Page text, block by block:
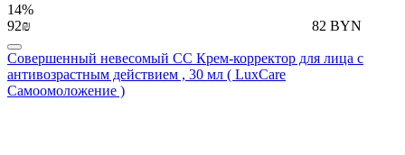
14%
92₪
82 BYN
Совершенный невесомый СС Крем-корректор для лица с
антивозрастным действием , 30 мл ( LuxCare
Самоомоложение )